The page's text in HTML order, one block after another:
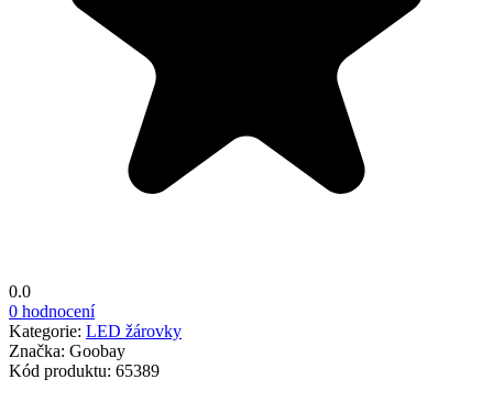
0.0
0 hodnocení
Kategorie: LED žárovky
Značka: Goobay
Kód produktu: 65389